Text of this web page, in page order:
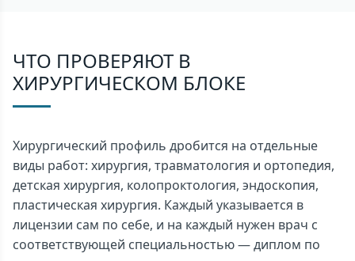
ЧТО ПРОВЕРЯЮТ В
ХИРУРГИЧЕСКОМ БЛОКЕ
Хирургический профиль дробится на отдельные
виды работ: хирургия, травматология и ортопедия,
детская хирургия, колопроктология, эндоскопия,
пластическая хирургия. Каждый указывается в
лицензии сам по себе, и на каждый нужен врач с
соответствующей специальностью — диплом по